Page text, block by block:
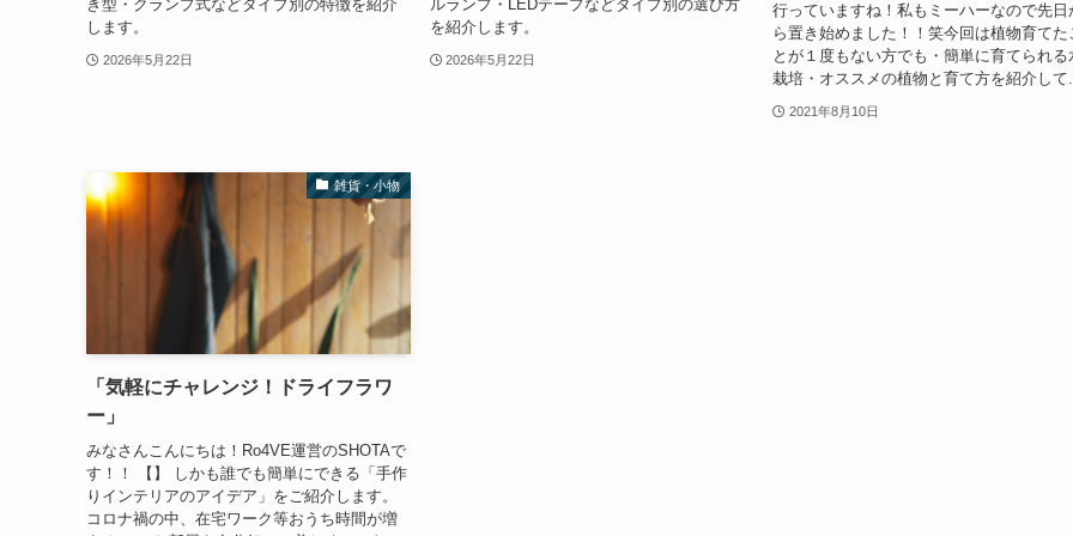
き型・クランプ式などタイプ別の特徴を紹介
します。
2026年5月22日
ルランプ・LEDテープなどタイプ別の選び方
を紹介します。
2026年5月22日
行っていますね！私もミーハーなので先日
ら置き始めました！！笑今回は植物育てた
とが１度もない方でも・簡単に育てられる
栽培・オススメの植物と育て方を紹介して...
2021年8月10日
雑貨・小物
「気軽にチャレンジ！ドライフラワ
ー」
みなさんこんにちは！Ro4VE運営のSHOTAで
す！！ 【】 しかも誰でも簡単にできる「手作
りインテリアのアイデア」をご紹介します。
コロナ禍の中、在宅ワーク等おうち時間が増